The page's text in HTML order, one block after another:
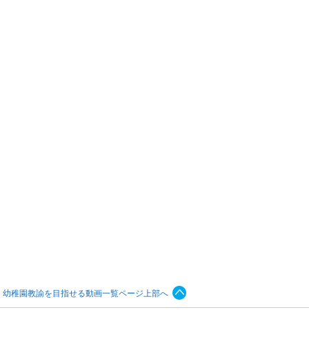
稚園教諭を目指せる動画一覧ページ上部へ